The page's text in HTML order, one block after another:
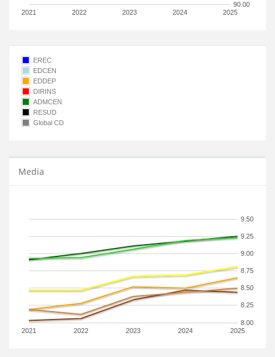
2021 2022 2023 2024 2025
90.00
EREC
EDCEN
EDDEP
DIRINS
ADMCEN
RESUD
Global CD
Media
2021 2022 2023 2024 2025
8.00
8.25
8.50
8.75
9.00
9.25
9.50